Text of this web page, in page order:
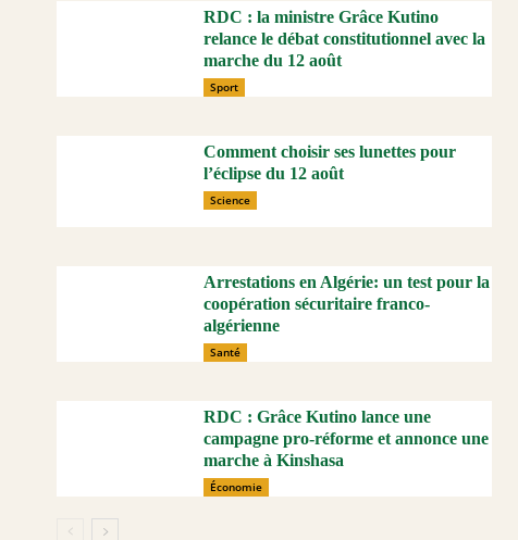
RDC : la ministre Grâce Kutino
relance le débat constitutionnel avec la
marche du 12 août
Sport
Comment choisir ses lunettes pour
l’éclipse du 12 août
Science
Arrestations en Algérie: un test pour la
coopération sécuritaire franco-
algérienne
Santé
RDC : Grâce Kutino lance une
campagne pro-réforme et annonce une
marche à Kinshasa
Économie